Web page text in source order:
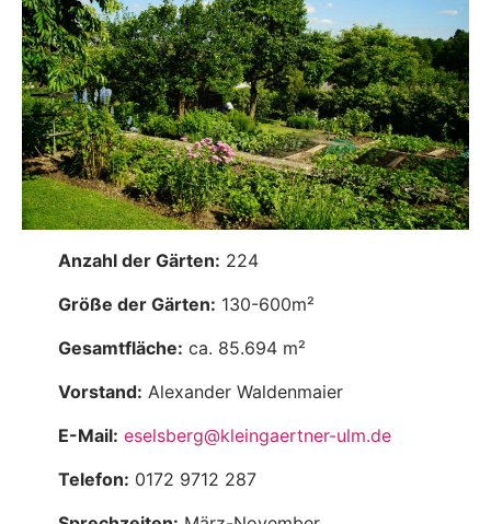
Anzahl der Gärten: 224
Größe der Gärten: 130-600m²
Gesamtfläche: ca. 85.694 m²
Vorstand: Alexander Waldenmaier
E-Mail: eselsberg@kleingaertner-ulm.de
Telefon: 0172 9712 287